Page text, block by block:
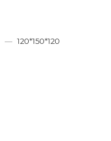
— 120*150*120